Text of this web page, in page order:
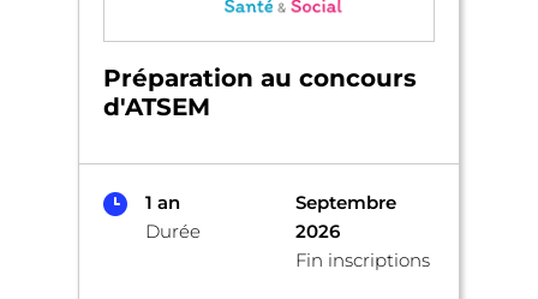
Préparation au concours
d'ATSEM
1 an
Durée
Septembre
2026
Fin inscriptions